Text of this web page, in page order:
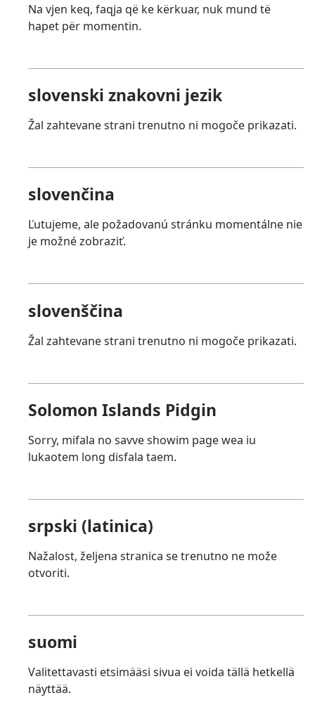
Na vjen keq, faqja që ke kërkuar, nuk mund të
hapet për momentin.
slovenski znakovni jezik
Žal zahtevane strani trenutno ni mogoče prikazati.
slovenčina
Ľutujeme, ale požadovanú stránku momentálne nie
je možné zobraziť.
slovenščina
Žal zahtevane strani trenutno ni mogoče prikazati.
Solomon Islands Pidgin
Sorry, mifala no savve showim page wea iu
lukaotem long disfala taem.
srpski (latinica)
Nažalost, željena stranica se trenutno ne može
otvoriti.
suomi
Valitettavasti etsimääsi sivua ei voida tällä hetkellä
näyttää.